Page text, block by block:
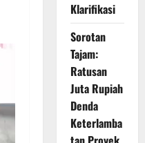
Klarifikasi
Sorotan
Tajam:
Ratusan
Juta Rupiah
Denda
Keterlamba